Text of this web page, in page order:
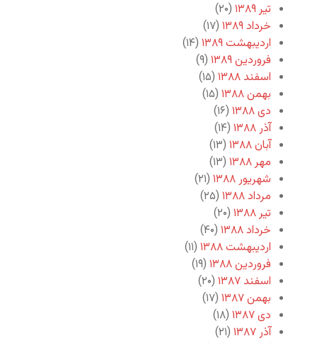
تیر ۱۳۸۹
(۲۰)
خرداد ۱۳۸۹
(۱۷)
اردیبهشت ۱۳۸۹
(۱۴)
فروردین ۱۳۸۹
(۹)
اسفند ۱۳۸۸
(۱۵)
بهمن ۱۳۸۸
(۱۵)
دی ۱۳۸۸
(۱۶)
آذر ۱۳۸۸
(۱۴)
آبان ۱۳۸۸
(۱۳)
مهر ۱۳۸۸
(۱۳)
شهریور ۱۳۸۸
(۲۱)
مرداد ۱۳۸۸
(۲۵)
تیر ۱۳۸۸
(۲۰)
خرداد ۱۳۸۸
(۴۰)
اردیبهشت ۱۳۸۸
(۱۱)
فروردین ۱۳۸۸
(۱۹)
اسفند ۱۳۸۷
(۲۰)
بهمن ۱۳۸۷
(۱۷)
دی ۱۳۸۷
(۱۸)
آذر ۱۳۸۷
(۲۱)